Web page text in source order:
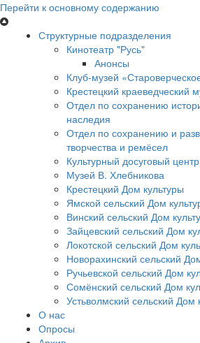
Перейти к основному содержанию
Структурные подразделения
Кинотеатр "Русь"
Анонсы
Клуб-музей
Крестецкий краеведческий
Отдел по сохранению
наследия
Отдел по сохранению и
творчества и ремёсел
Культурный досуговый центр
Музей В. Хлебникова
Крестецкий Дом культуры
Ямской сельский Дом
Винский сельский Дом
Зайцевский сельский Дом
Локотской сельский Дом
Новорахинский сельский
Ручьевской сельский Дом
Сомёнский сельский Дом
Устьволмский сельский Дом
О нас
Опросы